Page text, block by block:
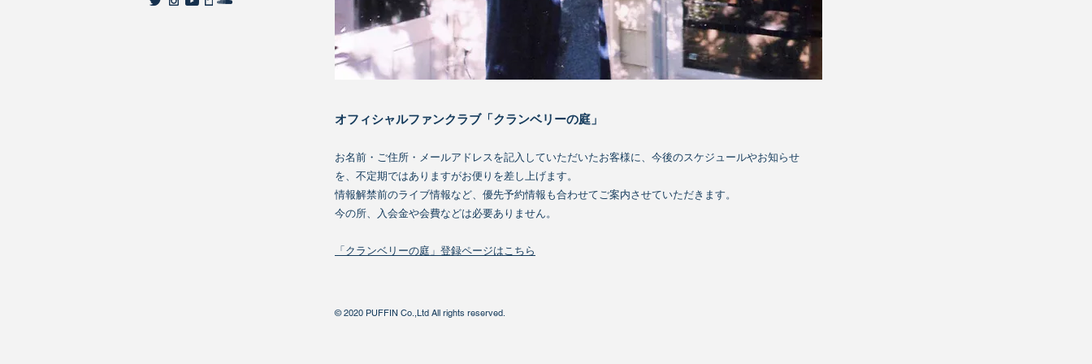
オフィシャルファンクラブ「クランベリーの庭」
お名前・ご住所・メールアドレスを記入していただいたお客様に、今後のスケジュールやお知らせ
を、不定期ではありますがお便りを差し上げます。
情報解禁前のライブ情報など、優先予約情報も合わせてご案内させていただきます。
今の所、入会金や会費などは必要ありません。
「クランベリーの庭」登録ページはこちら
© 2020 PUFFIN Co.,Ltd All rights reserved.